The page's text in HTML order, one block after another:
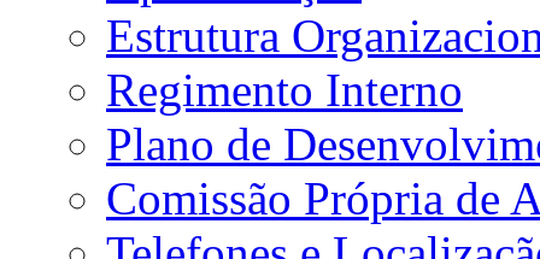
Estrutura
Regimento Interno
Plano de
Comissão Própria de